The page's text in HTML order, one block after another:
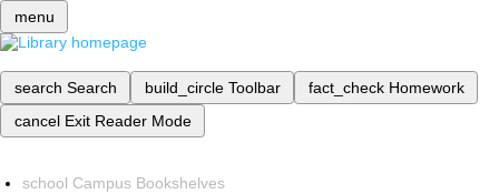
menu
search Search build_circle Toolbar fact_check Homework
cancel Exit Reader Mode
school Campus Bookshelves